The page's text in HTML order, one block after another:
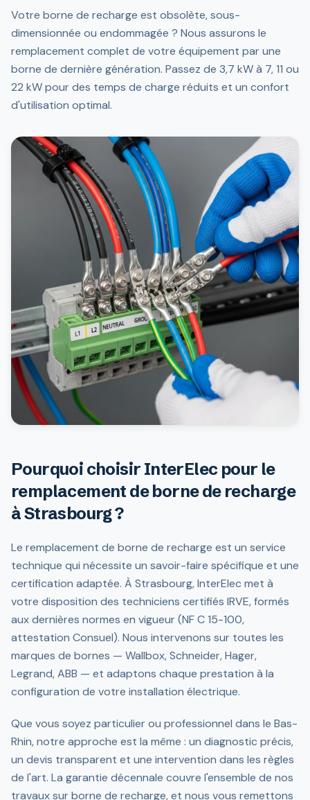
Votre borne de recharge est obsolète, sous-
dimensionnée ou endommagée ? Nous assurons le
remplacement complet de votre équipement par une
borne de dernière génération. Passez de 3,7 kW à 7, 11 ou
22 kW pour des temps de charge réduits et un confort
d'utilisation optimal.
Pourquoi choisir InterElec pour le
remplacement de borne de recharge
à Strasbourg ?
Le remplacement de borne de recharge est un service
technique qui nécessite un savoir-faire spécifique et une
certification adaptée. À Strasbourg, InterElec met à
votre disposition des techniciens certifiés IRVE, formés
aux dernières normes en vigueur (NF C 15-100,
attestation Consuel). Nous intervenons sur toutes les
marques de bornes — Wallbox, Schneider, Hager,
Legrand, ABB — et adaptons chaque prestation à la
configuration de votre installation électrique.
Que vous soyez particulier ou professionnel dans le Bas-
Rhin, notre approche est la même : un diagnostic précis,
un devis transparent et une intervention dans les règles
de l'art. La garantie décennale couvre l'ensemble de nos
travaux sur borne de recharge, et nous vous remettons